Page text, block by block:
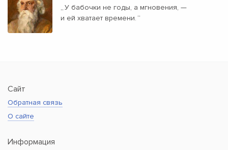
„У бабочки не годы, а мгновения, —
и ей хватает времени. “
Сайт
Обратная связь
О сайте
Информация